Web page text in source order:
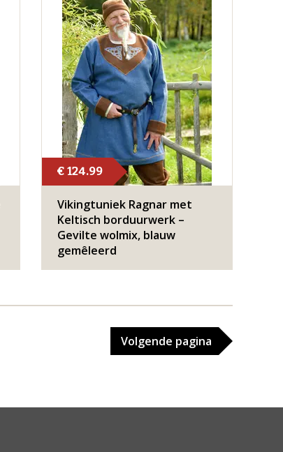
€ 124.99
Vikingtuniek Ragnar met
Keltisch borduurwerk –
Gevilte wolmix, blauw
gemêleerd
Volgende pagina